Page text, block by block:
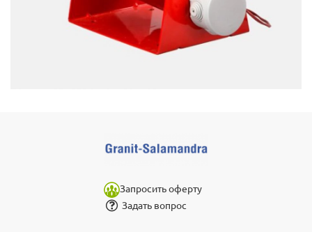
Запросить оферту
Задать вопрос